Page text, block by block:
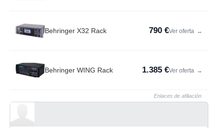
Behringer X32 Rack 790 €Ver oferta →
Behringer WING Rack 1.385 €Ver oferta →
Enlaces de afiliación